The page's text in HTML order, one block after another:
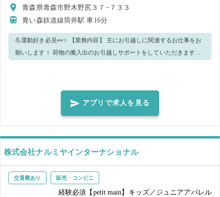
青森県青森市野木野尻３７−７３３
青い森鉄道線筒井駅車16分
💪運動好き必見👀✨ 【業務内容】 主にお引越しに関連するお仕事をお
願いします！ 荷物の搬入出のお引越しサポートをしていただきます。
方 ・明るく挨拶が出来る方 上記2点を満たす方のご応募をお待ちして
アプリで求人を見る
株式会社ナルミヤインターナショナル
交通費あり 販売・コンビニ
経験必須【petit main】キッズ／ジュニアアパレル